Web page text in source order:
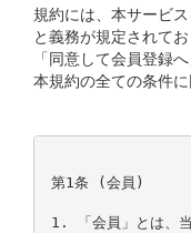
規約には、本サービ
と義務が規定されてお
「同意して会員登録
本規約の全ての条件
第1条 (会員)
1. 「会員」とは、